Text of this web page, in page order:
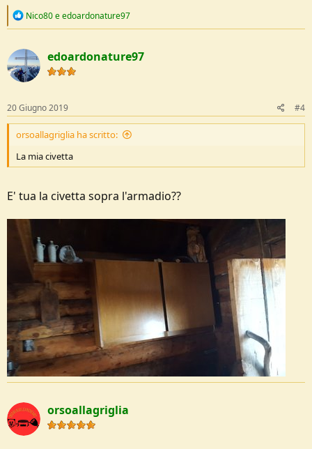
R
c
t
i
o
s
:
Nico80eedoardonature97
edoardonature97
20 Giugno 2019 #4
orsoallagriglia ha scritto:
La mia civetta
E' tua la civetta sopra l'armadio??
orsoallagriglia